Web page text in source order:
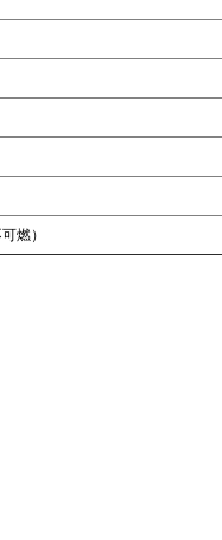
燃）